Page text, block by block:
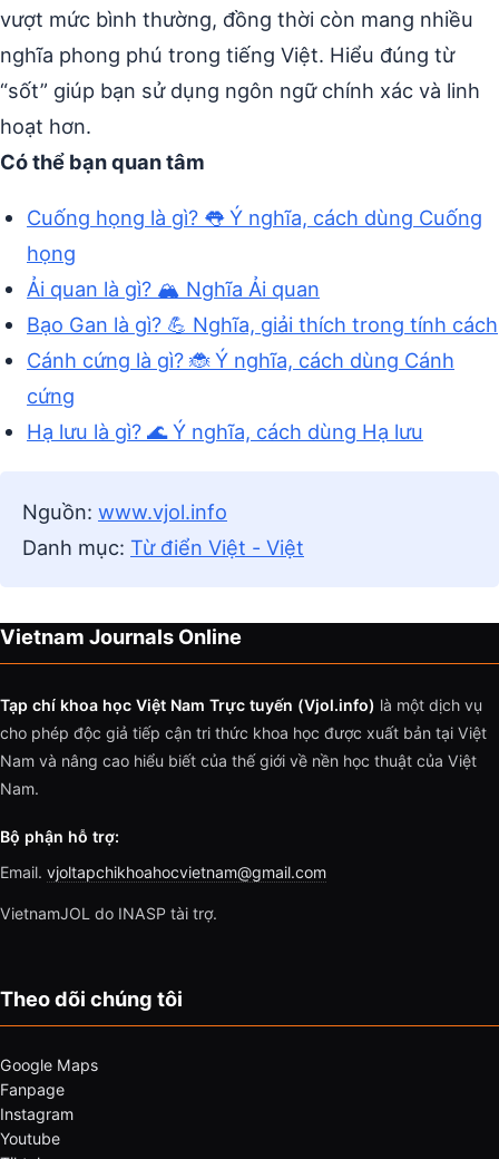
vượt mức bình thường, đồng thời còn mang nhiều
nghĩa phong phú trong tiếng Việt. Hiểu đúng từ
“sốt” giúp bạn sử dụng ngôn ngữ chính xác và linh
hoạt hơn.
Có thể bạn quan tâm
Cuống họng là gì? 👅 Ý nghĩa, cách dùng Cuống
họng
Ải quan là gì? 🏔️ Nghĩa Ải quan
Bạo Gan là gì? 💪 Nghĩa, giải thích trong tính cách
Cánh cứng là gì? 🐞 Ý nghĩa, cách dùng Cánh
cứng
Hạ lưu là gì? 🌊 Ý nghĩa, cách dùng Hạ lưu
Nguồn: www.vjol.info
Danh mục: Từ điển Việt - Việt
Vietnam Journals Online
Tạp chí khoa học Việt Nam Trực tuyến (Vjol.info) là một dịch vụ
cho phép độc giả tiếp cận tri thức khoa học được xuất bản tại Việt
Nam và nâng cao hiểu biết của thế giới về nền học thuật của Việt
Nam.
Bộ phận hỗ trợ:
Email. vjoltapchikhoahocvietnam@gmail.com
VietnamJOL do INASP tài trợ.
Theo dõi chúng tôi
Google Maps
Fanpage
Instagram
Youtube